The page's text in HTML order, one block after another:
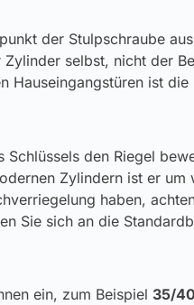
der Stulpschraube
selbst, nicht der
ist die
den Riegel
Zylindern ist er
haben,
Sie sich an die
ein, zum Beispiel 35/40